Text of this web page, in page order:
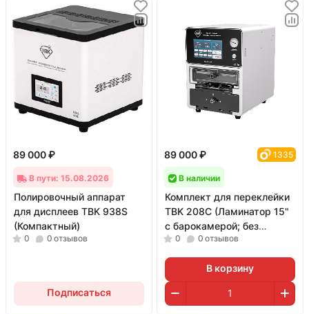
89 000 ₽
В пути: 15.08.2026
Полировочный аппарат
для дисплеев TBK 938S
(Компактный)
0 0 отзывов
Подписаться
89 000 ₽ 1335
В наличии
Комплект для переклейки
TBK 208C (Ламинатор 15"
с барокамерой; без
помпы)
0 0 отзывов
В корзину